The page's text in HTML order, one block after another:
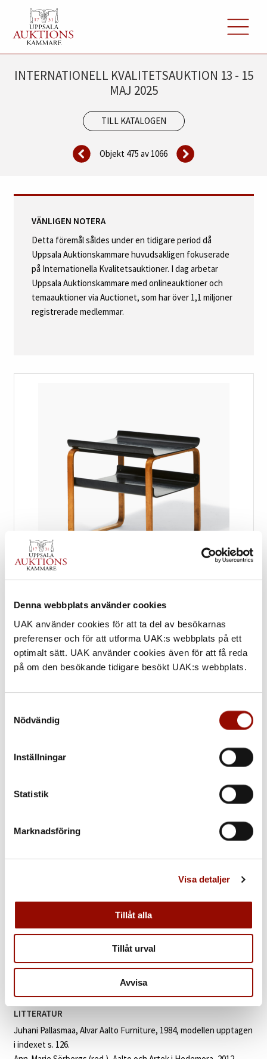
Denna webbplats använder cookies
UAK använder cookies för att ta del av besökarnas
preferenser och för att utforma UAK:s webbplats på ett
optimalt sätt. UAK använder cookies även för att få reda
på om den besökande tidigare besökt UAK:s webbplats.
Nödvändig
Inställningar
Statistik
Marknadsföring
Visa detaljer
Tillåt alla
Tillåt urval
Avvisa
INTERNATIONELL KVALITETSAUKTION 13 - 15
MAJ 2025
TILL KATALOGEN
Objekt 475 av 1066
VÄNLIGEN NOTERA
Detta föremål såldes under en tidigare period då
Uppsala Auktionskammare huvudsakligen fokuserade
på Internationella Kvalitetsauktioner. I dag arbetar
Uppsala Auktionskammare med onlineauktioner och
temaauktioner via Auctionet, som har över 1,1 miljoner
registrerade medlemmar.
476. ALVAR AALTO
15.000 - 20.000 SEK
KATALOGTEXT
(Finland 1898‑1976). Bord. Modell 75/915. Huonekalu-
ja Rakennustyötehdas, Finland 1930/40-tal. Inpressad märkning
under medarna 35. Skiktlimmad björk, delvis svartlackerad. L 60, B
51,5, H 60 cm.
Modellen formgiven 1931‑32 för Pemars Sanatorium, Finland.
LITTERATUR
Juhani Pallasmaa, Alvar Aalto Furniture, 1984, modellen upptagen
i indexet s. 126.